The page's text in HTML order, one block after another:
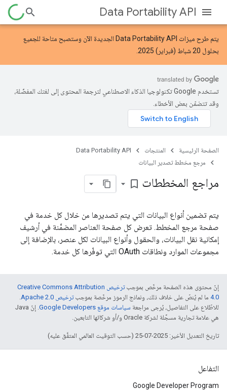
Data Portability API
يتم طرح ميزات Data Portability API
الجديدة الآن وستصبح متاحة للجميع
بحلول 20 شباط (فبراير) 2025.
تستخدم Google تكنولوجيا الذكاء الاصطناعي لترجمة المحتوى إلى لغتك المفضّلة،
وقد تتضمّن بعض الأخطاء.
الصفحة الرئيسية المنتجات
Data Portability API
مرجع مخطط تصدير البيانات
مراجع المخططات bookmark_border
يتم تضمين أنواع البيانات التي يتم تصديرها من خلال كل خدمة في
صفحة مرجع المخطط. تعرض كل صفحة العناصر المضمَّنة في أرشيف
إمكانية نقل البيانات، والحقول وأنواع البيانات لكل عنصر، بالإضافة إلى
مجموعات الموارد ونطاقات OAuth التي توفّرها كل خدمة.
إنّ محتوى هذه الصفحة مرخّص بموجب
ترخيص Creative Commons Attribution
4.0‏ ما لم يُنصّ على خلاف ذلك، ونماذج الرموز مرخّصة بموجبترخيص Apache 2.0‏
.
للاطّلاع على التفاصيل، يُرجى مراجعة سياسات موقع Google Developers‏
. إنّ Java
هي علامة تجارية مسجَّلة لشركة Oracle و/أو شركائها التابعين.
تاريخ التعديل الأخير: 2025-07-25 (حسب التوقيت العالمي المتفَّق عليه)
التفاعل
Google Developer Program